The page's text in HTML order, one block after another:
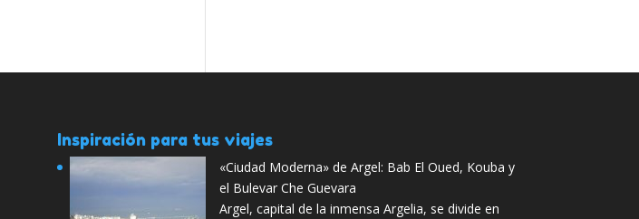
Inspiración para tus viajes
«Ciudad Moderna» de Argel: Bab El Oued, Kouba y
el Bulevar Che Guevara
Argel, capital de la inmensa Argelia, se divide en